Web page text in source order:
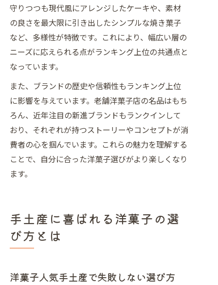
守りつつも現代風にアレンジしたケーキや、素材
の良さを最大限に引き出したシンプルな焼き菓子
など、多様性が特徴です。これにより、幅広い層の
ニーズに応えられる点がランキング上位の共通点と
なっています。
また、ブランドの歴史や信頼性もランキング上位
に影響を与えています。老舗洋菓子店の名品はもち
ろん、近年注目の新進ブランドもランクインして
おり、それぞれが持つストーリーやコンセプトが消
費者の心を掴んでいます。これらの魅力を理解する
ことで、自分に合った洋菓子選びがより楽しくなり
ます。
手土産に喜ばれる洋菓子の選
び方とは
洋菓子人気手土産で失敗しない選び方